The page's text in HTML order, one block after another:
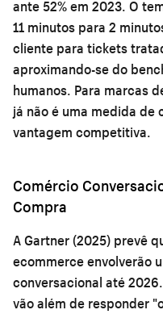
ante 52% em 2023. O
11 minutos para 2
cliente para tickets
aproximando-se do
humanos. Para marcas
já não é uma medida de
vantagem competitiva.
Comércio
Compra
A Gartner (2025) prevê
ecommerce envolverão
conversacional até
vão além de responder